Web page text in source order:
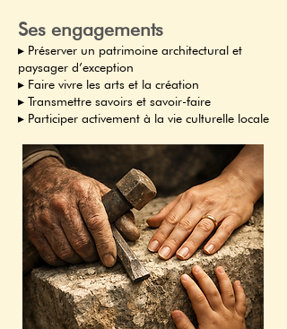
Ses engagements
▸ Préserver un patrimoine architectural et
paysager d’exception
▸ Faire vivre les arts et la création
▸ Transmettre savoirs et savoir-faire
▸ Participer activement à la vie culturelle locale